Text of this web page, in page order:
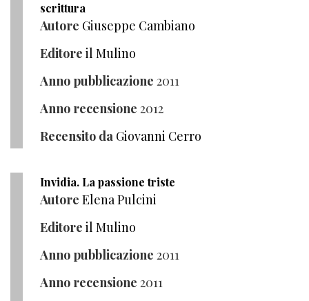
scrittura
Autore Giuseppe Cambiano
Editore il Mulino
Anno pubblicazione 2011
Anno recensione 2012
Recensito da Giovanni Cerro
Invidia. La passione triste
Autore Elena Pulcini
Editore il Mulino
Anno pubblicazione 2011
Anno recensione 2011